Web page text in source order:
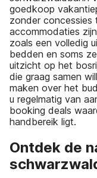
goedkoop
zonder concessies
accommodaties
zoals een volledig
bedden en soms
uitzicht op het
die graag samen
maken over het
u regelmatig van
booking deals
handbereik ligt.
Ontdek de